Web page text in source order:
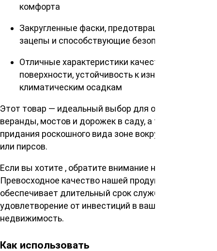
комфорта
Закругленные фаски, предотвращающие
зацепы и способствующие безопасности
Отличные характеристики качества
поверхности, устойчивость к износу и
климатическим осадкам
Этот товар — идеальный выбор для обустройства
веранды, мостов и дорожек в саду, а также
придания роскошного вида зоне вокруг бассейнов
или пирсов.
Если вы хотите , обратите внимание на этот товар.
Превосходное качество нашей продукции
обеспечивает длительный срок службы и
удовлетворение от инвестиций в вашу
недвижимость.
Как использовать